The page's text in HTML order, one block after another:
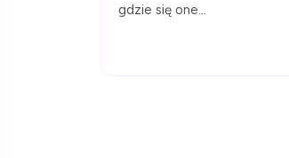
gdzie się one...